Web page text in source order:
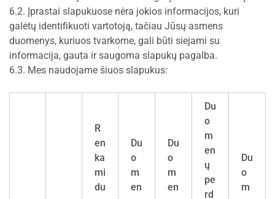
6.2. Įprastai slapukuose nėra jokios informacijos, kuri
galėtų identifikuoti vartotoją, tačiau Jūsų asmens
duomenys, kuriuos tvarkome, gali būti siejami su
informacija, gauta ir saugoma slapukų pagalba.
6.3. Mes naudojame šiuos slapukus:
R
en
ka
mi
du
Du
o
m
en
Du
o
m
en
Du
o
m
en
ų
pe
rd
Du
o
m